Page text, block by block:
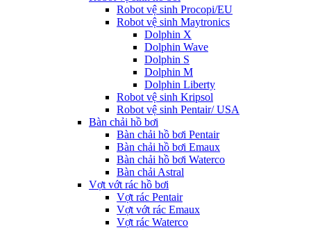
Robot vệ sinh Procopi/EU
Robot vệ sinh Maytronics
Dolphin X
Dolphin Wave
Dolphin S
Dolphin M
Dolphin Liberty
Robot vệ sinh Kripsol
Robot vệ sinh Pentair/ USA
Bàn chải hồ bơi
Bàn chải hồ bơi Pentair
Bàn chải hồ bơi Emaux
Bàn chải hồ bơi Waterco
Bàn chải Astral
Vợt vớt rác hồ bơi
Vợt rác Pentair
Vợt vớt rác Emaux
Vợt rác Waterco